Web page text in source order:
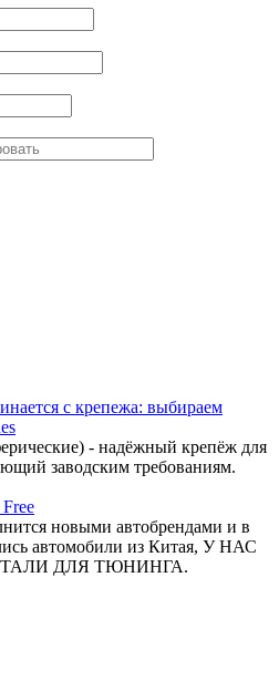
с крепежа: выбираем
- надёжный крепёж для
заводским требованиям.
новыми автобрендами и в
автомобили из Китая, У НАС
ДЛЯ ТЮНИНГА.